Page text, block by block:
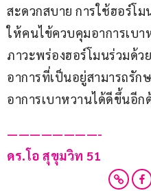
สะดวกสบาย การใช้ฮอร์โ
ให้คนไข้ควบคุมอาการเบ
ภาวะพร่องฮอร์โมนร่วมด้ว
อาการที่เป็นอยู่สามารถรัก
อาการเบาหวานได้ดีขึ้นอีก
————————-
ดร.โอ สุขุมวิท 51